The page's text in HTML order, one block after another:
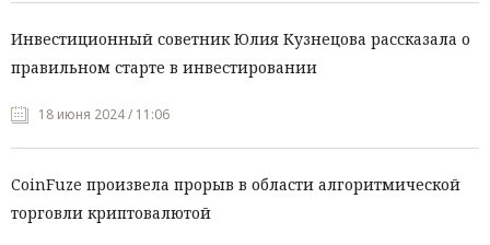
Инвестиционный советник Юлия Кузнецова рассказала о
правильном старте в инвестировании
18 июня 2024 / 11:06
CoinFuze произвела прорыв в области алгоритмической
торговли криптовалютой